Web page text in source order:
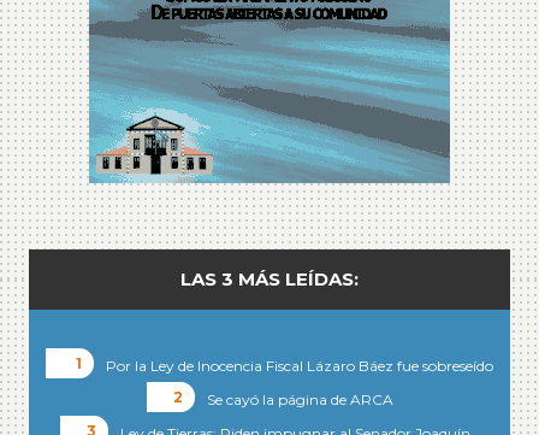
LAS 3 MÁS LEÍDAS:
Por la Ley de Inocencia Fiscal Lázaro Báez fue sobreseído
Se cayó la página de ARCA